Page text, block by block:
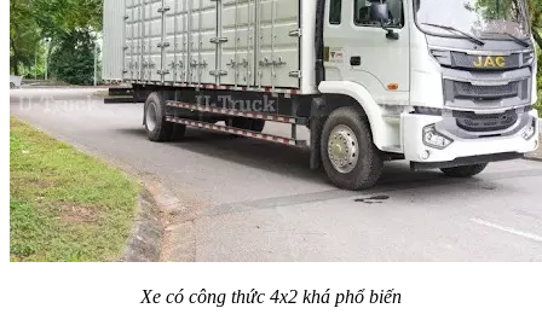
Xe có công thức 4x2 khá phổ biến